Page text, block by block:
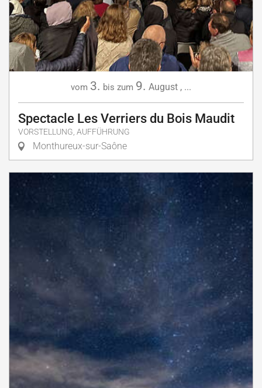
vom 3. bis zum 9. August , ...
Spectacle Les Verriers du Bois Maudit
VORSTELLUNG, AUFFÜHRUNG
Monthureux-sur-Saône